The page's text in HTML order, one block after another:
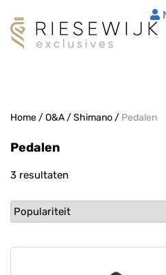
Home/O&A/Shimano/ Pedalen
Pedalen
3 resultaten